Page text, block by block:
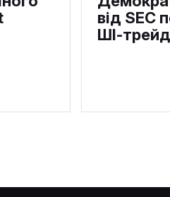
від SEC